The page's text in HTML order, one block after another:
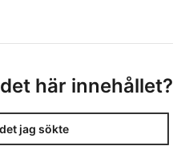
här innehållet?
jag sökte